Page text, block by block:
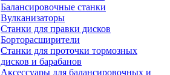
Балансировочные станки
Вулканизаторы
Станки для правки дисков
Борторасширители
Станки для проточки тормозных
дисков и барабанов
Аксессуары для балансировочных и